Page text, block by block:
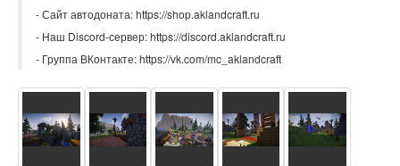
- Сайт автодоната: https://shop.aklandcraft.ru
- Наш Discord-сервер: https://discord.aklandcraft.ru
- Группа ВКонтакте: https://vk.com/mc_aklandcraft